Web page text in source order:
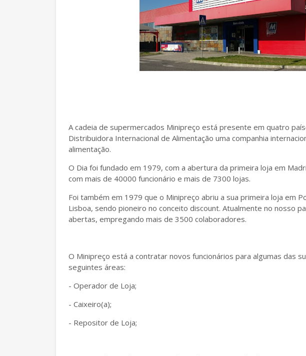
A cadeia de supermercados Minipreço está presente em quatro
Distribuidora Internacional de Alimentação uma companhia
alimentação.
O Dia foi fundado em 1979, com a abertura da primeira loja em
com mais de 40000 funcionário e mais de 7300 lojas.
Foi também em 1979 que o Minipreço abriu a sua primeira loja em
Lisboa, sendo pioneiro no conceito discount. Atualmente no nosso
abertas, empregando mais de 3500 colaboradores.
O Minipreço está a contratar novos funcionários para algumas das
seguintes áreas:
- Operador de Loja;
- Caixeiro(a);
- Repositor de Loja;